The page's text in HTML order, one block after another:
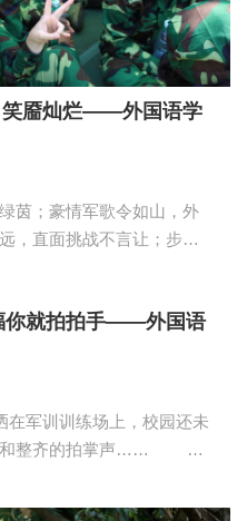
笑靥灿烂——外国语学
茵；豪情军歌令如山，外
，直面挑战不言让；步伐
的军训任务、紧凑的时间
享受军训中的苦与累，慢
、分享心情、表演才艺，
。虽说军训很累...
你就拍拍手——外国语
军训训练场上，校园还未
整齐的拍掌声…… 望
们做“早操”。在教官的带领